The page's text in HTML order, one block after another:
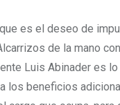
es el deseo de
de la mano
Luis Abinader es lo
los beneficios